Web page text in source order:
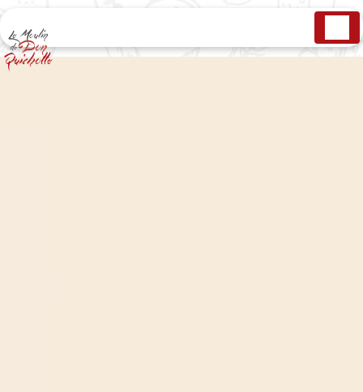
Panneau de gestion des cookies